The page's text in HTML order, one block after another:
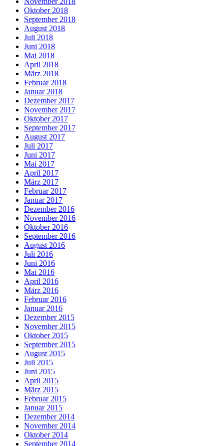
Oktober 2018
September 2018
August 2018
Juli 2018
Juni 2018
Mai 2018
April 2018
März 2018
Februar 2018
Januar 2018
Dezember 2017
November 2017
Oktober 2017
September 2017
August 2017
Juli 2017
Juni 2017
Mai 2017
April 2017
März 2017
Februar 2017
Januar 2017
Dezember 2016
November 2016
Oktober 2016
September 2016
August 2016
Juli 2016
Juni 2016
Mai 2016
April 2016
März 2016
Februar 2016
Januar 2016
Dezember 2015
November 2015
Oktober 2015
September 2015
August 2015
Juli 2015
Juni 2015
April 2015
März 2015
Februar 2015
Januar 2015
Dezember 2014
November 2014
Oktober 2014
September 2014